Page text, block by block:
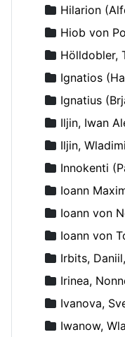
Hilarion
Hiob von
Hölldobler,
Ignatios
Ignatius
Iljin, Iwan
Iljin,
Innokenti
Ioann
Ioann von
Ioann von
Irbits,
Irinea,
Ivanova,
Iwanow,